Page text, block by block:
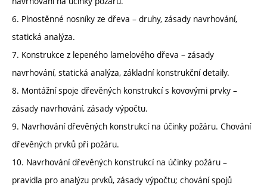
6. Plnostěnné nosníky ze dřeva – druhy, zásady navrhování,
statická analýza.
7. Konstrukce z lepeného lamelového dřeva – zásady
navrhování, statická analýza, základní konstrukční detaily.
8. Montážní spoje dřevěných konstrukcí s kovovými prvky –
zásady navrhování, zásady výpočtu.
9. Navrhování dřevěných konstrukcí na účinky požáru. Chování
dřevěných prvků při požáru.
10. Navrhování dřevěných konstrukcí na účinky požáru –
pravidla pro analýzu prvků, zásady výpočtu; chování spojů